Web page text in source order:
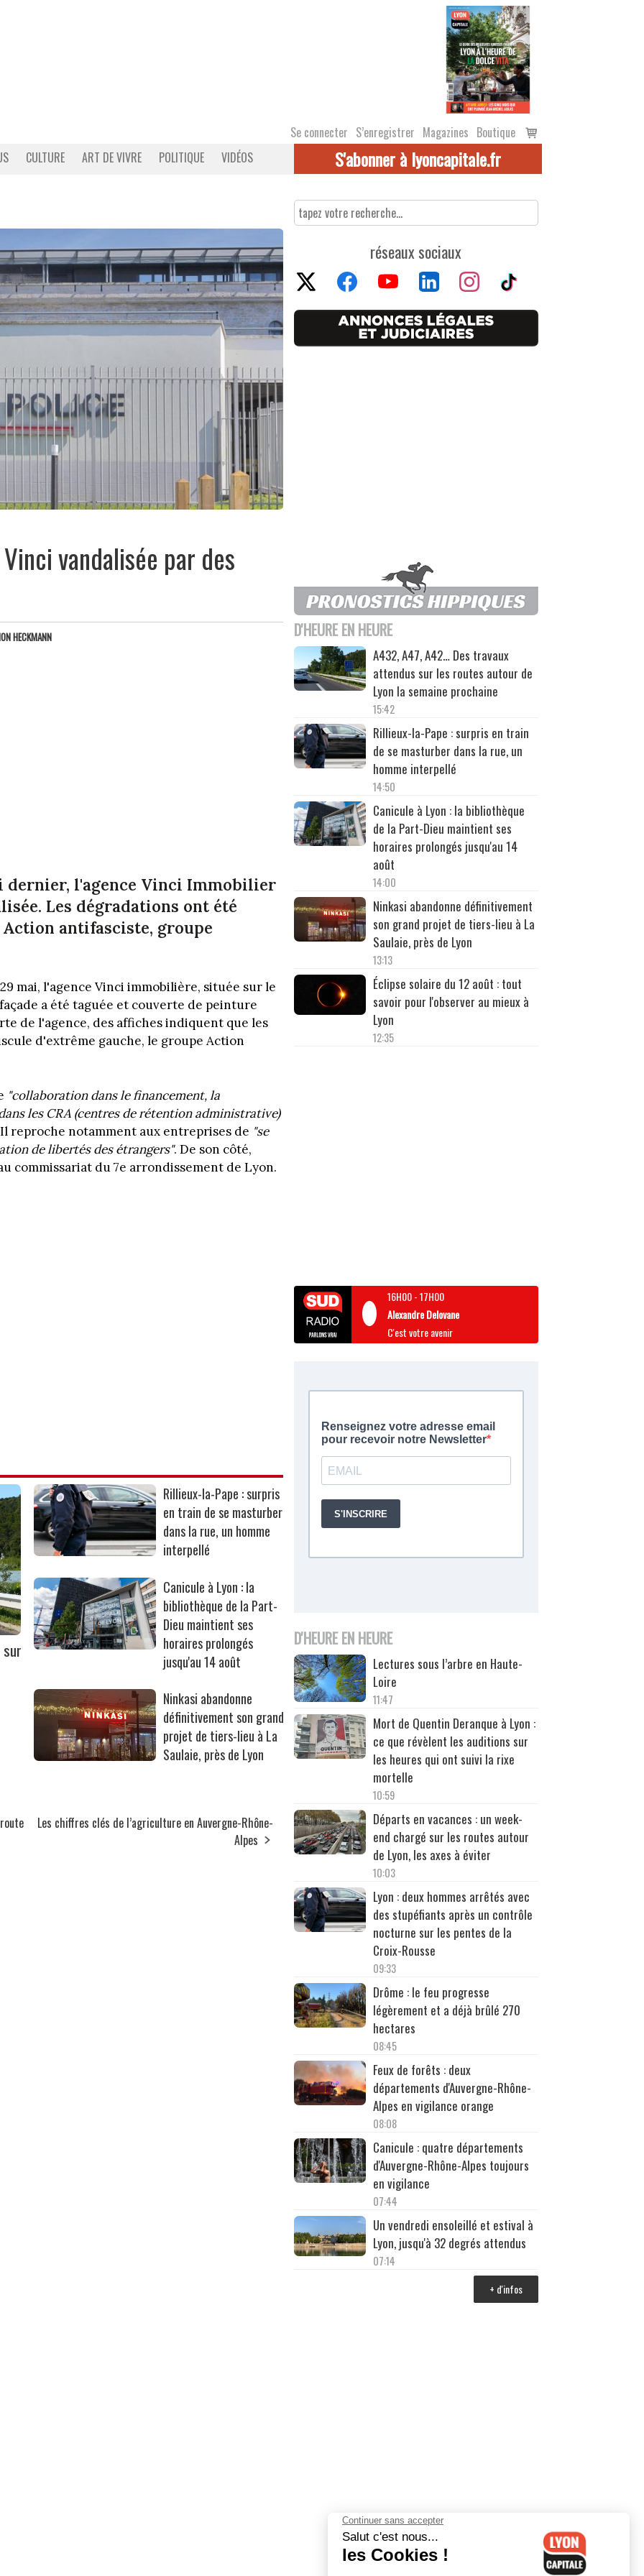
Se connecter S’enregistrer Magazines Boutique
Voir
le
CULTURE ART DE VIVRE POLITIQUE VIDÉOS S'abonner à lyoncapitale.fr
vandalisée par des
HECKMANN
dernier, l'agence Vinci Immobilier
Les dégradations ont été
antifasciste, groupe
mai, l'agence Vinci immobilière, située sur le
a été taguée et couverte de peinture
de l'agence, des affiches indiquent que les
d'extrême gauche, le groupe Action
"collaboration dans le financement, la
les CRA (centres de rétention administrative)
reproche notamment aux entreprises de "se
de libertés des étrangers". De son côté,
commissariat du 7e arrondissement de Lyon.
Rillieux-la-Pape : surpris
en train de se masturber
dans la rue, un homme
interpellé
Canicule à Lyon : la
bibliothèque de la Part-
Dieu maintient ses
horaires prolongés
jusqu'au 14 août
Ninkasi abandonne
définitivement son grand
projet de tiers-lieu à La
Saulaie, près de Lyon
Les chiffres clés de l’agriculture en Auvergne-Rhône-
Alpes
réseaux sociaux
D'HEURE EN HEURE
A432, A47, A42… Des travaux
attendus sur les routes autour de
Lyon la semaine prochaine
15:42
Rillieux-la-Pape : surpris en train
de se masturber dans la rue, un
homme interpellé
14:50
Canicule à Lyon : la bibliothèque
de la Part-Dieu maintient ses
horaires prolongés jusqu'au 14
août
14:00
Ninkasi abandonne définitivement
son grand projet de tiers-lieu à La
Saulaie, près de Lyon
13:13
Éclipse solaire du 12 août : tout
savoir pour l'observer au mieux à
Lyon
12:35
16H00-17H00
Alexandre Delovane
C'est votre avenir
D'HEURE EN HEURE
Lectures sous l’arbre en Haute-
Loire
11:47
Mort de Quentin Deranque à Lyon :
ce que révèlent les auditions sur
les heures qui ont suivi la rixe
mortelle
10:59
Départs en vacances : un week-
end chargé sur les routes autour
de Lyon, les axes à éviter
10:03
Lyon : deux hommes arrêtés avec
des stupéfiants après un contrôle
nocturne sur les pentes de la
Croix-Rousse
09:33
Drôme : le feu progresse
légèrement et a déjà brûlé 270
hectares
08:45
Feux de forêts : deux
départements d'Auvergne-Rhône-
Alpes en vigilance orange
08:08
Canicule : quatre départements
d'Auvergne-Rhône-Alpes toujours
en vigilance
07:44
Un vendredi ensoleillé et estival à
Lyon, jusqu'à 32 degrés attendus
07:14
+ d'infos